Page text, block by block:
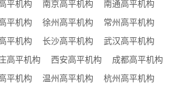
平机构 南京高平机构
南通高平机构
平机构 徐州高平机构
常州高平机构
平机构 长沙高平机构
武汉高平机构
高平机构 西安高平机构
成都高平机构
平机构 温州高平机构 杭州高平机构